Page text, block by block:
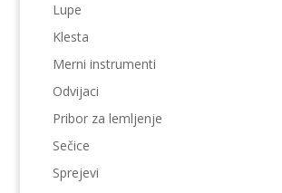
Lupe
Klesta
Merni instrumenti
Odvijaci
Pribor za lemljenje
Sečice
Sprejevi